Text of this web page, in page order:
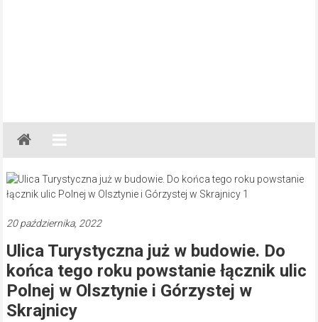
Gazeta
Regionalna
Częstochowa,
Kłobuck,
Myszków
20 października, 2022
Ulica Turystyczna już w budowie. Do
końca tego roku powstanie łącznik ulic
Polnej w Olsztynie i Górzystej w
Skrajnicy